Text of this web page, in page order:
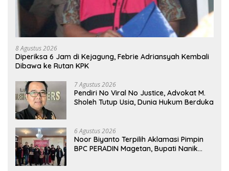
8 Agustus 2026
Diperiksa 6 Jam di Kejagung, Febrie Adriansyah Kembali
Dibawa ke Rutan KPK
7 Agustus 2026
Pendiri No Viral No Justice, Advokat M.
Sholeh Tutup Usia, Dunia Hukum Berduka
6 Agustus 2026
Noor Biyanto Terpilih Aklamasi Pimpin
BPC PERADIN Magetan, Bupati Nanik